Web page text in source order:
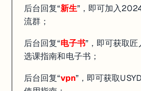
后台回复“新生”，即可加入2024 USYD新生交
后台回复“vpn”，即可获取USYD校园vpn安装
后台回复“课程资料 ”，即可获取匠人独家整理
后台回复“新生”，即可加入
流群；
后台回复“电子书”，即可获取
选课指南和电子书；
后台回复“vpn”，即可获取